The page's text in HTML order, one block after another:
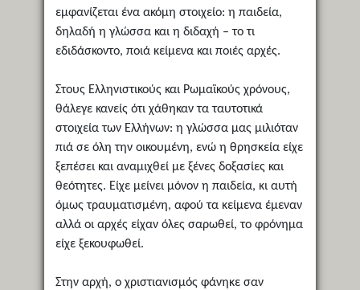
εμφανίζεται ένα ακόμη στοιχείο: η παιδεία,
δηλαδή η γλώσσα και η διδαχή – το τι
εδιδάσκοντο, ποιά κείμενα και ποιές αρχές.
Στους Ελληνιστικούς και Ρωμαϊκούς χρόνους,
θάλεγε κανείς ότι χάθηκαν τα ταυτοτικά
στοιχεία των Ελλήνων: η γλώσσα μας μιλιόταν
πιά σε όλη την οικουμένη, ενώ η θρησκεία είχε
ξεπέσει και αναμιχθεί με ξένες δοξασίες και
θεότητες. Είχε μείνει μόνον η παιδεία, κι αυτή
όμως τραυματισμένη, αφού τα κείμενα έμεναν
αλλά οι αρχές είχαν όλες σαρωθεί, το φρόνημα
είχε ξεκουφωθεί.
Στην αρχή, ο χριστιανισμός φάνηκε σαν